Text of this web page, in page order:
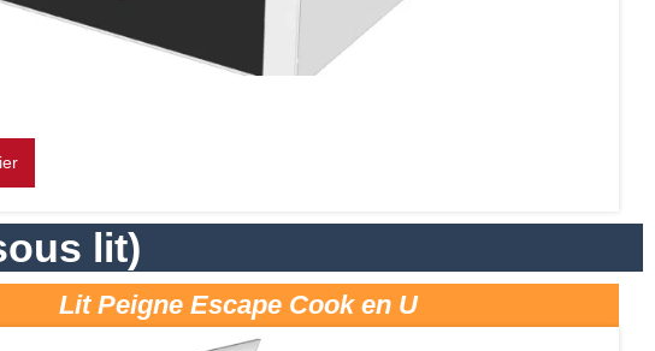
lit)
Lit Peigne Escape Cook en U